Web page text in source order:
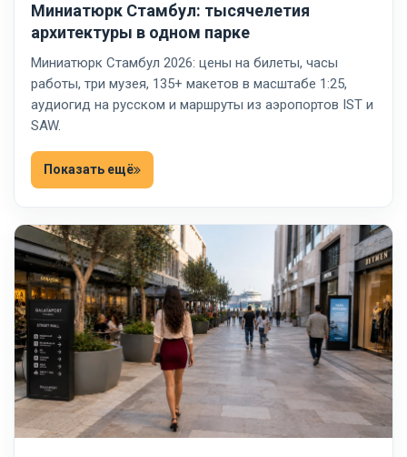
Миниатюрк Стамбул: тысячелетия
архитектуры в одном парке
Миниатюрк Стамбул 2026: цены на билеты, часы
работы, три музея, 135+ макетов в масштабе 1:25,
аудиогид на русском и маршруты из аэропортов IST и
SAW.
Показать ещё